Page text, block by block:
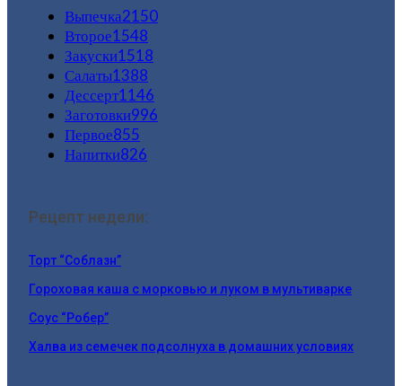
Выпечка2150
Второе1548
Закуски1518
Салаты1388
Дессерт1146
Заготовки996
Первое855
Напитки826
Рецепт недели:
Торт “Соблазн”
Гороховая каша с морковью и луком в мультиварке
Соус “Робер”
Халва из семечек подсолнуха в домашних условиях